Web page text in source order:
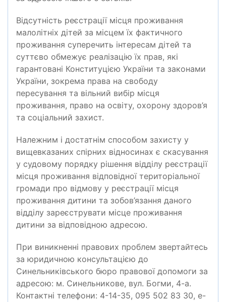
Відсутність реєстрації місця проживання
малолітніх дітей за місцем їх фактичного
проживання суперечить інтересам дітей та
суттєво обмежує реалізацію їх прав, які
гарантовані Конституцією України та законами
України, зокрема права на свободу
пересування та вільний вибір місця
проживання, право на освіту, охорону здоров’я
та соціальний захист.
Належним і достатнім способом захисту у
вищевказаних спірних відносинах є скасування
у судовому порядку рішення відділу реєстрації
місця проживання відповідної територіальної
громади про відмову у реєстрації місця
проживання дитини та зобов’язання даного
відділу зареєструвати місце проживання
дитини за відповідною адресою.
При виникненні правових проблем звертайтесь
за юридичною консультацією до
Синельниківського бюро правової допомоги за
адресою: м. Синельникове, вул. Богми, 4-а.
Контактні телефони: 4-14-35, 095 502 83 30, e-